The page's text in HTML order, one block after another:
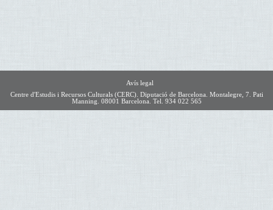
Avís legal
Centre d'Estudis i Recursos Culturals (CERC). Diputació de Barcelona. Montalegre, 7. Pati
Manning. 08001 Barcelona. Tel. 934 022 565